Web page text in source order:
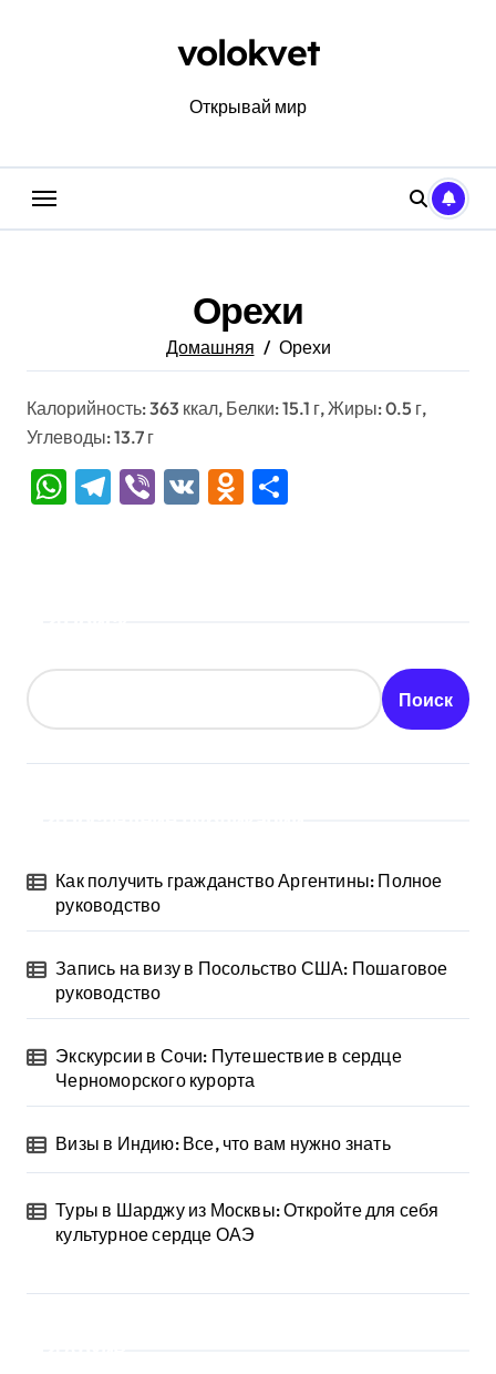
volokvet
Открывай мир
Орехи
Домашняя Орехи
Калорийность: 363 ккал, Белки: 15.1 г, Жиры: 0.5 г,
Углеводы: 13.7 г
WhatsApp
Telegram
Viber
VK Odnoklassniki
Поиск
Как получить гражданство Аргентины: Полное
руководство
Запись на визу в Посольство США: Пошаговое
руководство
Экскурсии в Сочи: Путешествие в сердце
Черноморского курорта
Визы в Индию: Все, что вам нужно знать
Туры в Шарджу из Москвы: Откройте для себя
культурное сердце ОАЭ